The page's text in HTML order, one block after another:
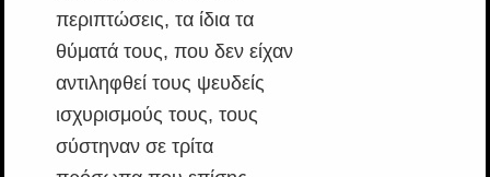
περιπτώσεις, τα ίδια τα
θύματά τους, που δεν είχαν
αντιληφθεί τους ψευδείς
ισχυρισμούς τους, τους
σύστηναν σε τρίτα